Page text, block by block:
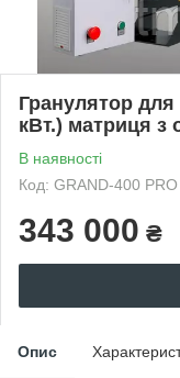
Гранулятор для
кВт.) матриця з
В наявності
Код: GRAND-400 PRO
343 000 ₴
Опис